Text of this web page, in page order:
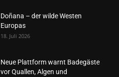
Doñana – der wilde Westen
Europas
18. Juli 2026
Neue Plattform warnt Badegäste
vor Quallen, Algen und